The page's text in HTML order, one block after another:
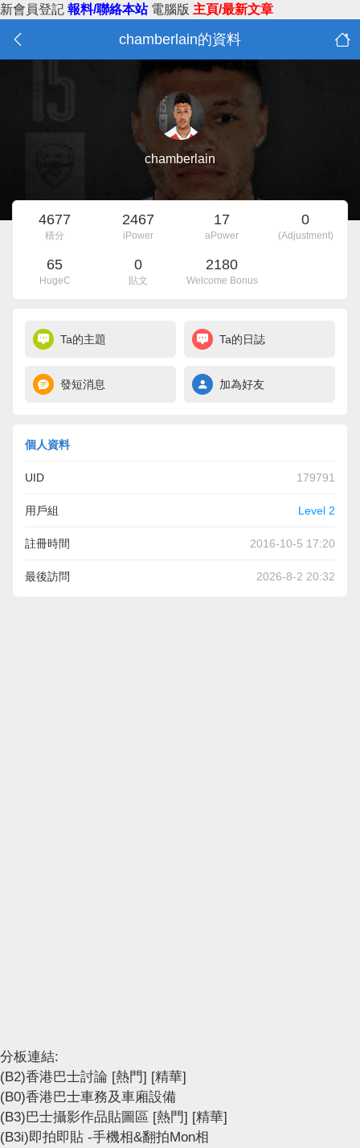
新會員登記 報料/聯絡本站 電腦版 主頁/最新文章
chamberlain的資料
chamberlain
4677
積分
2467
iPower
17
aPower
0
(Adjustment)
65
HugeC
0
貼文
2180
Welcome Bonus
Ta的主題 Ta的日誌
發短消息 加為好友
個人資料
UID 179791
用戶組 Level 2
註冊時間 2016-10-5 17:20
最後訪問 2026-8-2 20:32
分板連結:
(B2)香港巴士討論 [熱門] [精華]
(B0)香港巴士車務及車廂設備
(B3)巴士攝影作品貼圖區 [熱門] [精華]
(B3i)即拍即貼 -手機相&翻拍Mon相